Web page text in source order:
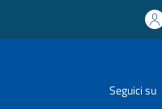
Seguici su